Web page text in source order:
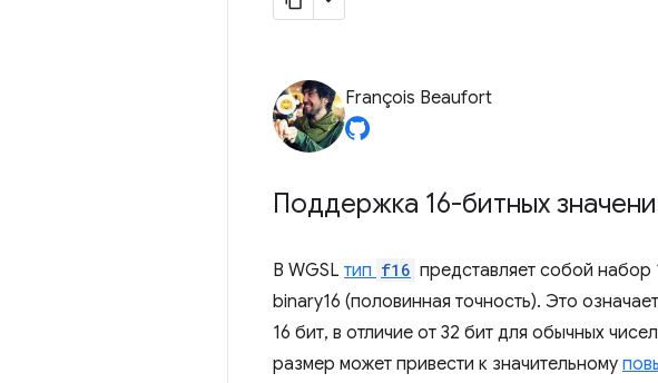
François Beaufort
Поддержка 16-битных
В WGSL тип f16 представляет собой набор
binary16 (половинная точность). Это
16 бит, в отличие от 32 бит для обычных
размер может привести к значительному